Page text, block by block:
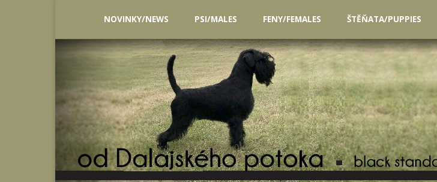
Skip
to
content
NOVINKY/NEWS PSI/MALES FENY/FEMALES ŠTĚŇATA/PUPPIES